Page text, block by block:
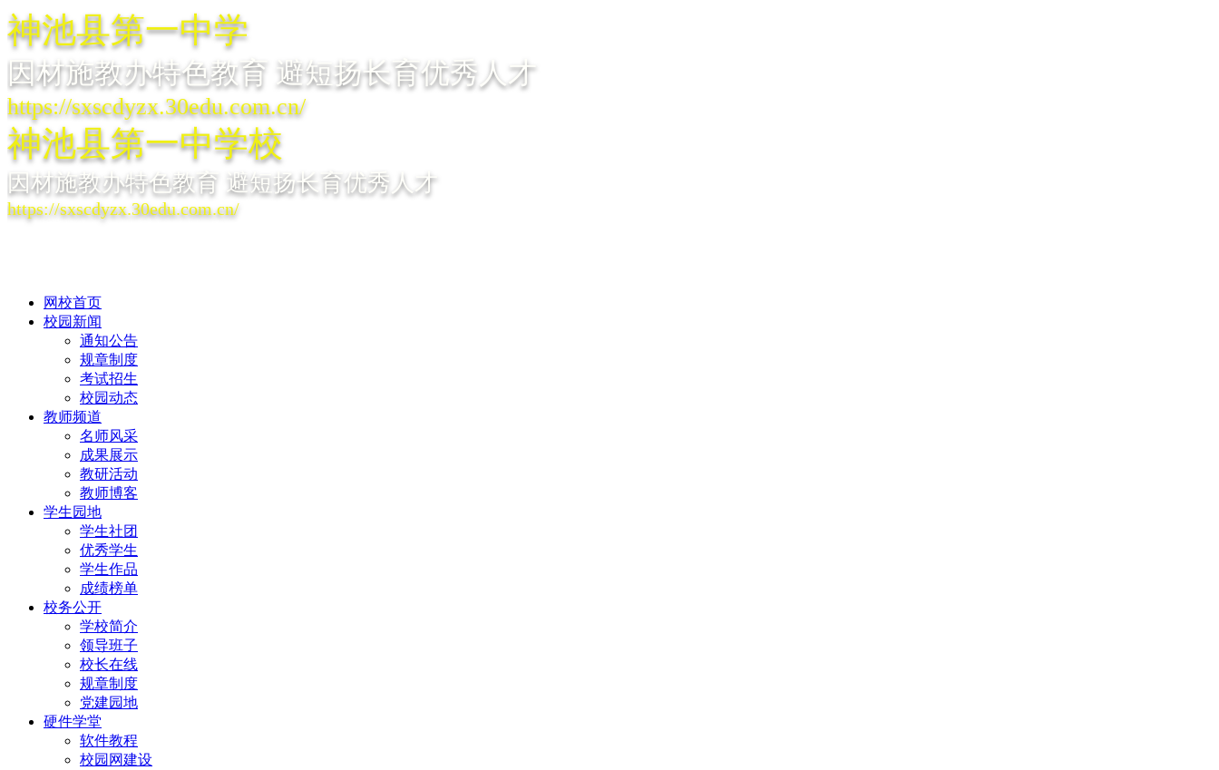
神池县第一中学
因材施教办特色教育 避短扬长育优秀人才
https://sxscdyzx.30edu.com.cn/
神池县第一中学校
因材施教办特色教育 避短扬长育优秀人才
https://sxscdyzx.30edu.com.cn/
网校首页
校园新闻
通知公告
规章制度
考试招生
校园动态
教师频道
名师风采
成果展示
教研活动
教师博客
学生园地
学生社团
优秀学生
学生作品
成绩榜单
校务公开
学校简介
领导班子
校长在线
规章制度
党建园地
硬件学堂
软件教程
校园网建设